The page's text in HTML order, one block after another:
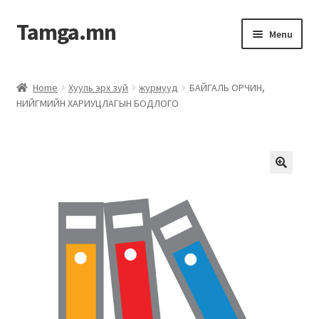
Tamga.mn Menu
ХАБЭА-н багц
Дотоод журмын багц
Компанийн удирдлагын бичиг баримт
Home Хууль эрх зүй журмууд
БАЙГАЛЬ ОРЧИН,
НИЙГМИЙН ХАРИУЦЛАГЫН БОДЛОГО